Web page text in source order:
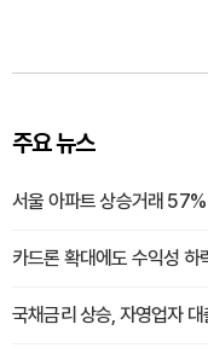
주요 뉴스
서울 아파트 상승거래
카드론 확대에도 수익성
국채금리 상승, 자영업자